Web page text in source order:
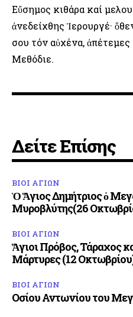
Εὔσημος κιθάρα καί
ἀνεδείχθης Ἱερουργέ·
σου τόν αὐχένα,
Μεθόδιε.
Δείτε Επίσης
ΒΙΟΙ ΑΓΙΩΝ
Ὁ Ἅγιος Δημήτριος ὁ
Μυροβλύτης(26
ΒΙΟΙ ΑΓΙΩΝ
Ἅγιοι Πρόβος, Τάραχος
Μάρτυρες (12
ΒΙΟΙ ΑΓΙΩΝ
Οσίου Αντωνίου του